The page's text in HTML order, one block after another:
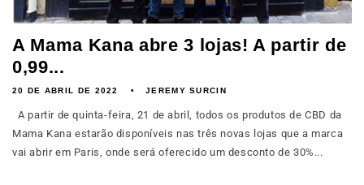
A Mama Kana abre 3 lojas! A partir de
0,99...
20 DE ABRIL DE 2022 JEREMY SURCIN
A partir de quinta-feira, 21 de abril, todos os produtos de CBD da
Mama Kana estarão disponíveis nas três novas lojas que a marca
vai abrir em Paris, onde será oferecido um desconto de 30%...